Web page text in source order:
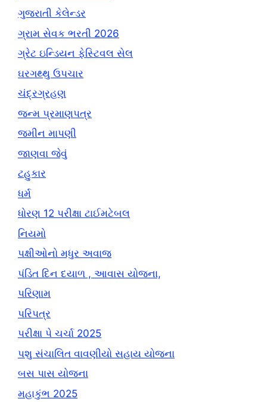
ગુજરાતી કેલેન્ડર
ગ્રામ સેવક ભરતી 2026
ગ્રેટ ઇન્ડિયન ફેસ્ટિવલ સેલ
ઘરગથ્થુ ઉપચાર
ચંદ્રગ્રહણ
જન્મ પ્રમાણપત્ર
જમીન માપણી
જાણવા જેવું
ટહુકાર
ધર્મ
ધોરણ 12 પરીક્ષા ટાઈમટેબલ
નિયમો
પક્ષીઓનો મધુર અવાજ
પંડિત દિન દયાળ , આવાસ યોજના,
પરિણામ
પરિપત્ર
પરીક્ષા પે ચર્ચા 2025
પશુ સંચાલિત વાવણીયો સહાય યોજના
બસ પાસ યોજના
મહાકુંભ 2025